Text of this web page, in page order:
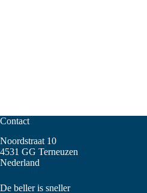
Contact
Noordstraat 10
4531 GG Terneuzen
Nederland
De beller is sneller